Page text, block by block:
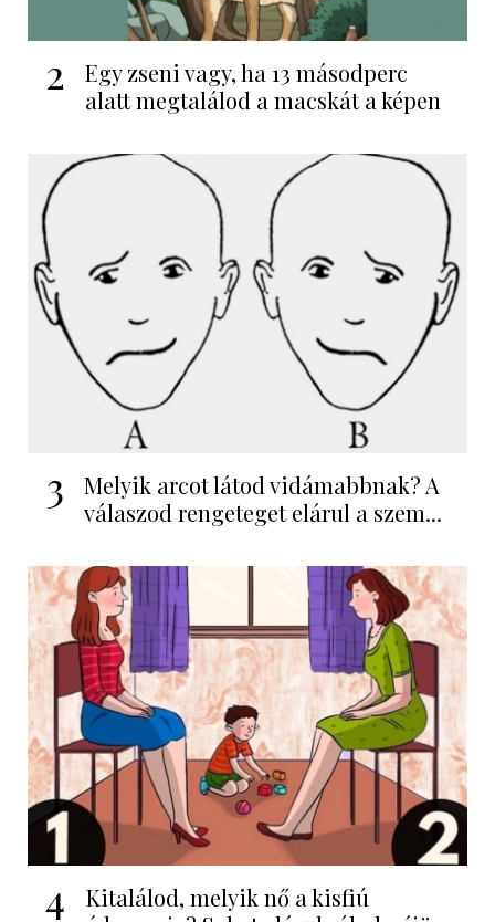
2
Egy zseni vagy, ha 13 másodperc
alatt megtalálod a macskát a képen
3
Melyik arcot látod vidámabbnak? A
válaszod rengeteget elárul a szem...
4
Kitalálod, melyik nő a kisfiú